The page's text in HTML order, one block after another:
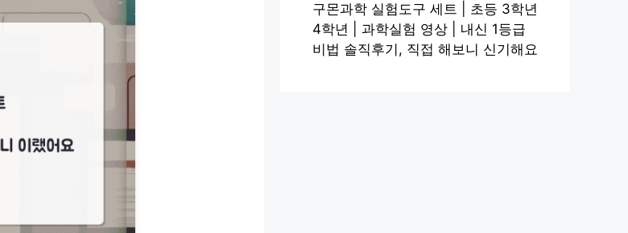
구몬과학 실험도구 세트 | 초등 3학년
4학년 | 과학실험 영상 | 내신 1등급
비법 솔직후기, 직접 해보니 신기해요